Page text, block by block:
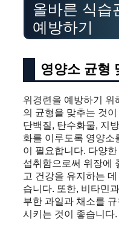
올바른 식습
예방하기
영양소 균형
위경련을 예방하기 위
의 균형을 맞추는 것
단백질, 탄수화물, 지
화를 이루도록 영양소
이 필요합니다. 다양
섭취함으로써 위장에
고 건강을 유지하는
습니다. 또한, 비타민
부한 과일과 채소를
시키는 것이 좋습니다.